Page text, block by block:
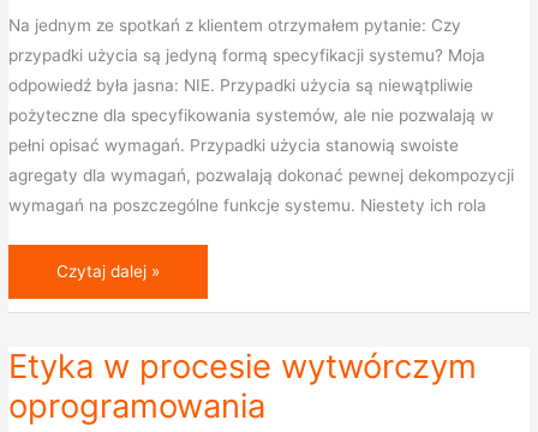
Na jednym ze spotkań z klientem otrzymałem pytanie: Czy
przypadki użycia są jedyną formą specyfikacji systemu? Moja
odpowiedź była jasna: NIE. Przypadki użycia są niewątpliwie
pożyteczne dla specyfikowania systemów, ale nie pozwalają w
pełni opisać wymagań. Przypadki użycia stanowią swoiste
agregaty dla wymagań, pozwalają dokonać pewnej dekompozycji
wymagań na poszczególne funkcje systemu. Niestety ich rola
Czytaj dalej »
Etyka w procesie wytwórczym
oprogramowania
Etyka
procesie